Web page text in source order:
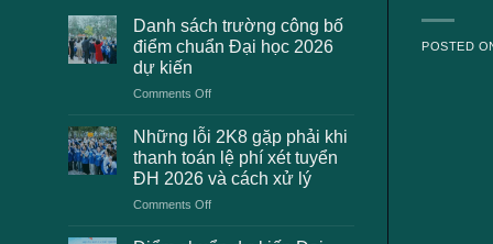
Danh sách trường công bố
điểm chuẩn Đại học 2026
dự kiến
Comments Offon
sách
trường
công
bố
điểm
Đại
Những lỗi 2K8 gặp phải khi
thanh toán lệ phí xét tuyển
ĐH 2026 và cách xử lý
Comments Offon
lỗi
POSTED